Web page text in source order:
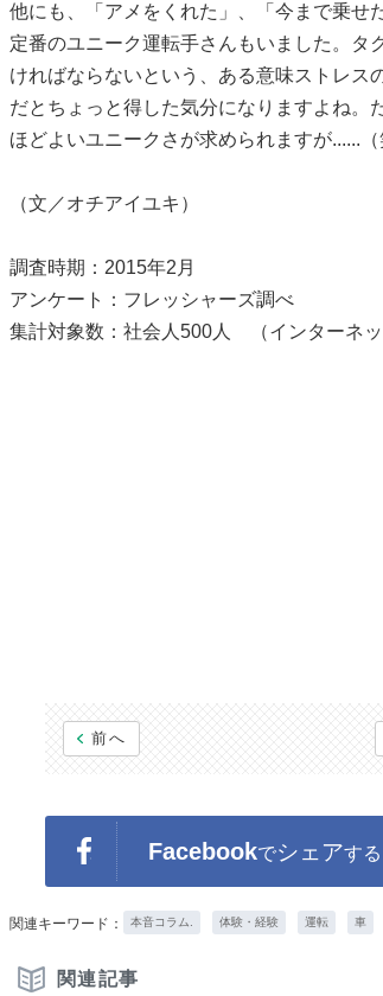
他にも、「アメをくれた」、「今まで乗せ
定番のユニーク運転手さんもいました。タ
ければならないという、ある意味ストレス
だとちょっと得した気分になりますよね。
ほどよいユニークさが求められますが......（
（文／オチアイユキ）
調査時期：2015年2月
アンケート：フレッシャーズ調べ
集計対象数：社会人500人 （インターネッ
前へ
Facebookでシェアする
関連キーワード： 本音コラム. 体験・経験 運転 車
関連記事